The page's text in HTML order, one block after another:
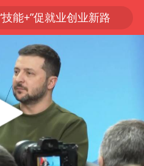
技能+”促就业创业新路
回1000亿美元关税
行周五下午弹性离岗
李亚鹏向地铁吐血女孩捐99999元